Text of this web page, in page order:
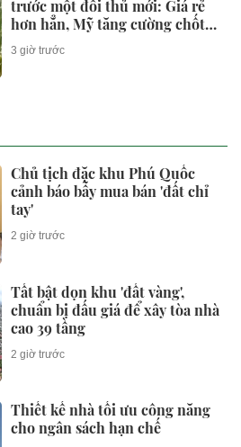
trước một đối thủ mới: Giá rẻ
hơn hẳn, Mỹ tăng cường chốt
đơn
3 giờ trước
Chủ tịch đặc khu Phú Quốc
cảnh báo bẫy mua bán 'đất chỉ
tay'
2 giờ trước
Tất bật dọn khu 'đất vàng',
chuẩn bị đấu giá để xây tòa nhà
cao 39 tầng
2 giờ trước
Thiết kế nhà tối ưu công năng
cho ngân sách hạn chế